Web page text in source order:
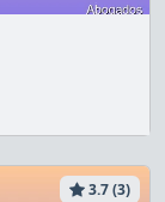
3.7 (3)